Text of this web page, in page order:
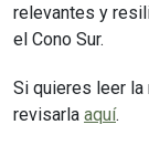
relevantes y
el Cono Sur.
Si quieres leer
revisarla aquí.